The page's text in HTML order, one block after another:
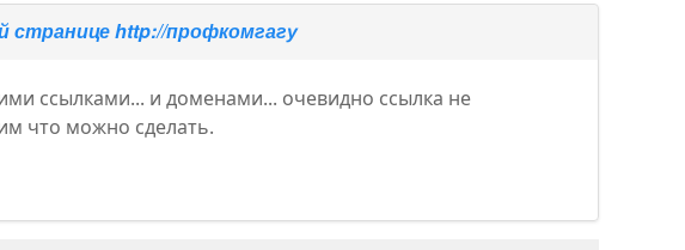
http://профкомгагу
ссылками... и доменами... очевидно ссылка не
что можно сделать.